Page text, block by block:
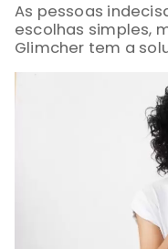
As pessoas
escolhas simples,
Glimcher tem a